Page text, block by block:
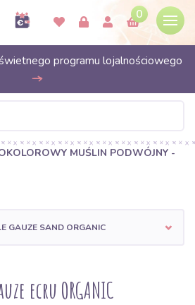
0
programu lojalnościowego
MUŚLIN PODWÓJNY -
GAUZE SAND ORGANIC
ecru ORGANIC